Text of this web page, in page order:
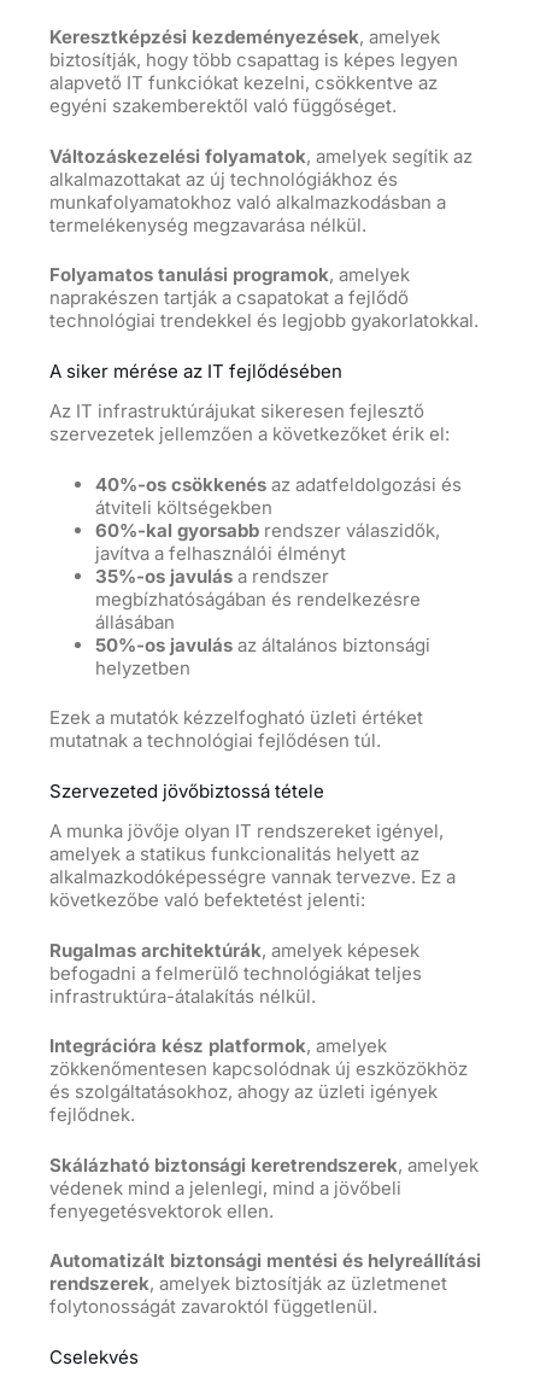
Keresztképzési kezdeményezések, amelyek
biztosítják, hogy több csapattag is képes legyen
alapvető IT funkciókat kezelni, csökkentve az
egyéni szakemberektől való függőséget.
Változáskezelési folyamatok, amelyek segítik az
alkalmazottakat az új technológiákhoz és
munkafolyamatokhoz való alkalmazkodásban a
termelékenység megzavarása nélkül.
Folyamatos tanulási programok, amelyek
naprakészen tartják a csapatokat a fejlődő
technológiai trendekkel és legjobb gyakorlatokkal.
A siker mérése az IT fejlődésében
Az IT infrastruktúrájukat sikeresen fejlesztő
szervezetek jellemzően a következőket érik el:
40%-os csökkenésaz adatfeldolgozási és
átviteli költségekben
60%-kal gyorsabbrendszer válaszidők,
javítva a felhasználói élményt
35%-os javulása rendszer
megbízhatóságában és rendelkezésre
állásában
50%-os javulásaz általános biztonsági
helyzetben
Ezek a mutatók kézzelfogható üzleti értéket
mutatnak a technológiai fejlődésen túl.
Szervezeted jövőbiztossá tétele
A munka jövője olyan IT rendszereket igényel,
amelyek a statikus funkcionalitás helyett az
alkalmazkodóképességre vannak tervezve. Ez a
következőbe való befektetést jelenti:
Rugalmas architektúrák, amelyek képesek
befogadni a felmerülő technológiákat teljes
infrastruktúra-átalakítás nélkül.
Integrációra kész platformok, amelyek
zökkenőmentesen kapcsolódnak új eszközökhöz
és szolgáltatásokhoz, ahogy az üzleti igények
fejlődnek.
Skálázható biztonsági keretrendszerek, amelyek
védenek mind a jelenlegi, mind a jövőbeli
fenyegetésvektorok ellen.
Automatizált biztonsági mentési és helyreállítási
rendszerek, amelyek biztosítják az üzletmenet
folytonosságát zavaroktól függetlenül.
Cselekvés